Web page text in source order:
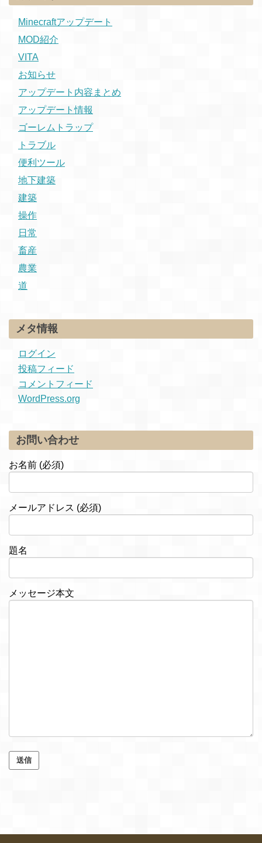
Minecraftアップデート
MOD紹介
VITA
お知らせ
アップデート内容まとめ
アップデート情報
ゴーレムトラップ
トラブル
便利ツール
地下建築
建築
操作
日常
畜産
農業
道
メタ情報
ログイン
投稿フィード
コメントフィード
WordPress.org
お問い合わせ
お名前 (必須)
メールアドレス (必須)
題名
メッセージ本文